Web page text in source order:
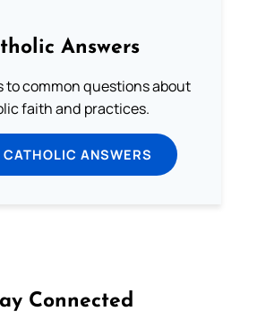
Answers
to common questions about
faith and practices.
CATHOLIC ANSWERS
Connected